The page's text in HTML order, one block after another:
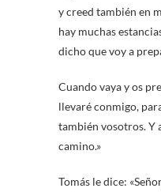
y creed también en
hay muchas
dicho que voy a
Cuando vaya y os
llevaré conmigo,
también vosotros. Y
camino.»
Tomás le dice: